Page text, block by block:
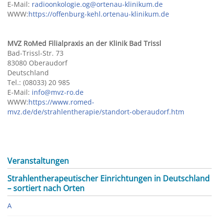
E-Mail: radioonkologie.og@ortenau-klinikum.de
WWW:https://offenburg-kehl.ortenau-klinikum.de
MVZ RoMed Filialpraxis an der Klinik Bad Trissl
Bad-Trissl-Str. 73
83080 Oberaudorf
Deutschland
Tel.: (08033) 20 985
E-Mail: info@mvz-ro.de
WWW:https://www.romed-
mvz.de/de/strahlentherapie/standort-oberaudorf.htm
Veranstaltungen
Strahlentherapeutischer Einrichtungen in Deutschland
– sortiert nach Orten
A